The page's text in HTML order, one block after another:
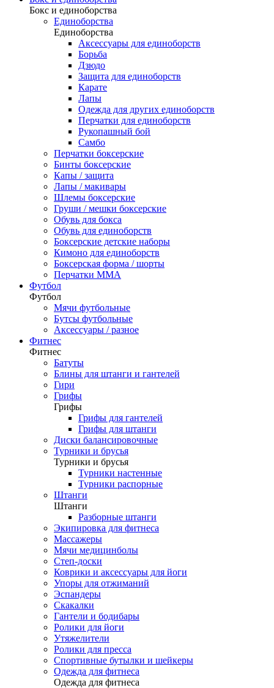
Бокс и единоборства
Единоборства
Единоборства
Аксессуары для единоборств
Борьба
Дзюдо
Защита для единоборств
Карате
Лапы
Одежда для других единоборств
Перчатки для единоборств
Рукопашный бой
Самбо
Перчатки боксерские
Бинты боксерские
Капы / защита
Лапы / макивары
Шлемы боксерские
Груши / мешки боксерские
Обувь для бокса
Обувь для единоборств
Боксерские детские наборы
Кимоно для единоборств
Боксерская форма / шорты
Перчатки ММА
Футбол
Футбол
Мячи футбольные
Бутсы футбольные
Аксессуары / разное
Фитнес
Фитнес
Батуты
Блины для штанги и гантелей
Гири
Грифы
Грифы
Грифы для гантелей
Грифы для штанги
Диски балансировочные
Турники и брусья
Турники и брусья
Турники настенные
Турники распорные
Штанги
Штанги
Разборные штанги
Экипировка для фитнеса
Массажеры
Мячи медицинболы
Степ-доски
Коврики и аксессуары для йоги
Упоры для отжиманий
Эспандеры
Скакалки
Гантели и бодибары
Ролики для йоги
Утяжелители
Ролики для пресса
Спортивные бутылки и шейкеры
Одежда для фитнеса
Одежда для фитнеса